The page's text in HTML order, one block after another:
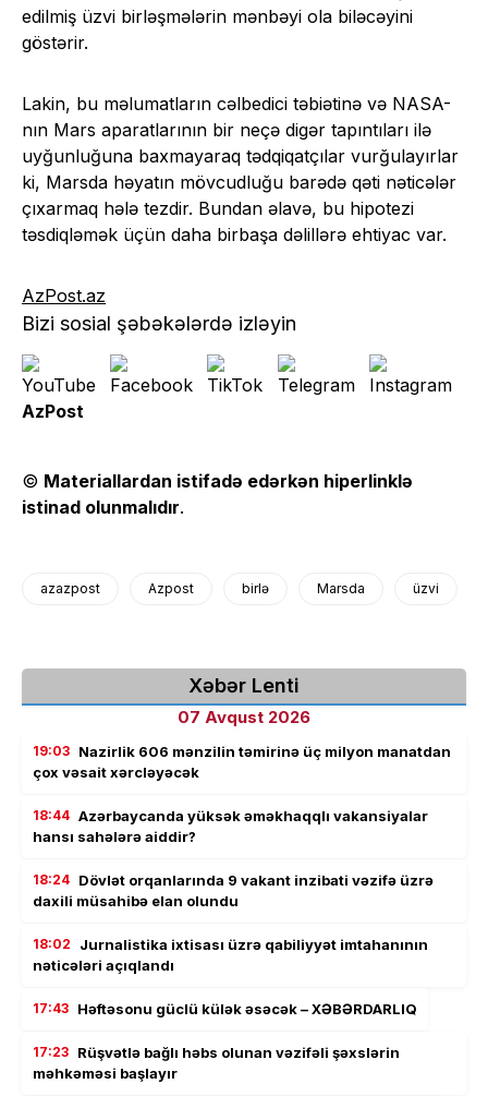
edilmiş üzvi birləşmələrin mənbəyi ola biləcəyini
göstərir.
Lakin, bu məlumatların cəlbedici təbiətinə və NASA-
nın Mars aparatlarının bir neçə digər tapıntıları ilə
uyğunluğuna baxmayaraq tədqiqatçılar vurğulayırlar
ki, Marsda həyatın mövcudluğu barədə qəti nəticələr
çıxarmaq hələ tezdir. Bundan əlavə, bu hipotezi
təsdiqləmək üçün daha birbaşa dəlillərə ehtiyac var.
AzPost.az
Bizi sosial şəbəkələrdə izləyin
AzPost
© Materiallardan istifadə edərkən hiperlinklə
istinad olunmalıdır.
azazpost Azpost birlə Marsda üzvi
Xəbər Lenti
07 Avqust 2026
19:03 Nazirlik 606 mənzilin təmirinə üç milyon manatdan
çox vəsait xərcləyəcək
18:44 Azərbaycanda yüksək əməkhaqqlı vakansiyalar
hansı sahələrə aiddir?
18:24 Dövlət orqanlarında 9 vakant inzibati vəzifə üzrə
daxili müsahibə elan olundu
18:02
Jurnalistika ixtisası üzrə qabiliyyət imtahanının
nəticələri açıqlandı
17:43 Həftəsonu güclü külək əsəcək – XƏBƏRDARLIQ
17:23 Rüşvətlə bağlı həbs olunan vəzifəli şəxslərin
məhkəməsi başlayır